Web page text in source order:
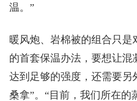
温。”
暖风炮、岩棉被的组合只是
的首套保温办法，要想让混
达到足够的强度，还需要
桑拿”。“目前，我们所在的